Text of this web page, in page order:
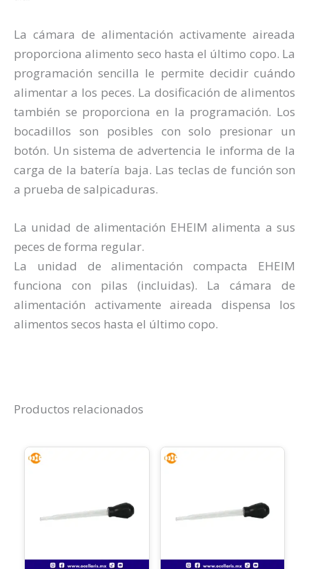
La cámara de alimentación activamente aireada
proporciona alimento seco hasta el último copo. La
programación sencilla le permite decidir cuándo
alimentar a los peces. La dosificación de alimentos
también se proporciona en la programación. Los
bocadillos son posibles con solo presionar un
botón. Un sistema de advertencia le informa de la
carga de la batería baja. Las teclas de función son
a prueba de salpicaduras.
La unidad de alimentación EHEIM alimenta a sus
peces de forma regular.
La unidad de alimentación compacta EHEIM
funciona con pilas (incluidas). La cámara de
alimentación activamente aireada dispensa los
alimentos secos hasta el último copo.
Productos relacionados